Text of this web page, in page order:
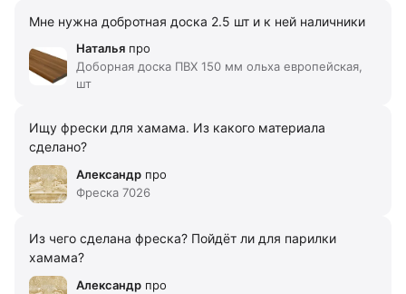
Мне нужна добротная доска 2.5 шт и к ней наличники
Наталья про
Доборная доска ПВХ 150 мм ольха европейская,
шт
Ищу фрески для хамама. Из какого материала
сделано?
Александр про
Фреска 7026
Из чего сделана фреска? Пойдёт ли для парилки
хамама?
Александр про